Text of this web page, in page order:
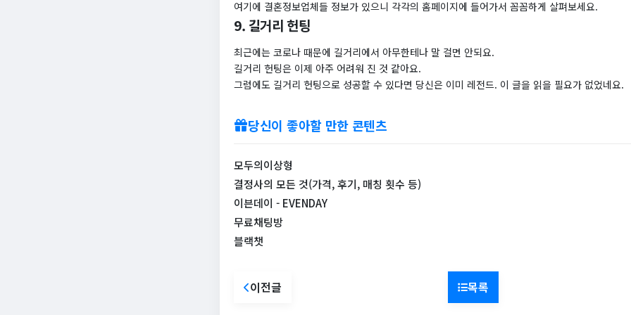
여기에 결혼정보업체들 정보가 있으니 각각의 홈페이지에 들어가서 꼼꼼하게 살펴보세요.
9. 길거리 헌팅
최근에는 코로나 때문에 길거리에서 아무한테나 말 걸면 안되요.
길거리 헌팅은 이제 아주 어려워 진 것 같아요.
그럼에도 길거리 헌팅으로 성공할 수 있다면 당신은 이미 레전드. 이 글을 읽을 필요가 없었네요.
당신이 좋아할 만한 콘텐츠
모두의이상형
결정사의 모든 것(가격, 후기, 매칭 횟수 등)
이븐데이 - EVENDAY
무료채팅방
블랙챗
이전글 목록